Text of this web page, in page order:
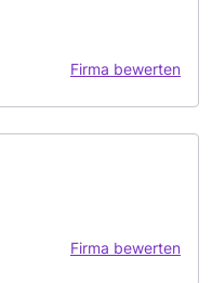
Firma bewerten
Firma bewerten